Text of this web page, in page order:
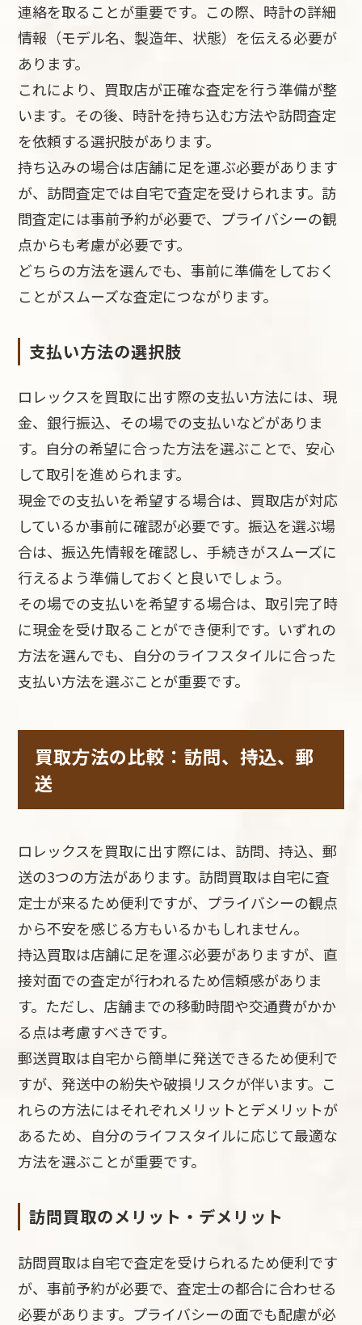
連絡を取ることが重要です。この際、時計の詳細
情報（モデル名、製造年、状態）を伝える必要が
あります。
これにより、買取店が正確な査定を行う準備が整
います。その後、時計を持ち込む方法や訪問査定
を依頼する選択肢があります。
持ち込みの場合は店舗に足を運ぶ必要があります
が、訪問査定では自宅で査定を受けられます。訪
問査定には事前予約が必要で、プライバシーの観
点からも考慮が必要です。
どちらの方法を選んでも、事前に準備をしておく
ことがスムーズな査定につながります。
支払い方法の選択肢
ロレックスを買取に出す際の支払い方法には、現
金、銀行振込、その場での支払いなどがありま
す。自分の希望に合った方法を選ぶことで、安心
して取引を進められます。
現金での支払いを希望する場合は、買取店が対応
しているか事前に確認が必要です。振込を選ぶ場
合は、振込先情報を確認し、手続きがスムーズに
行えるよう準備しておくと良いでしょう。
その場での支払いを希望する場合は、取引完了時
に現金を受け取ることができ便利です。いずれの
方法を選んでも、自分のライフスタイルに合った
支払い方法を選ぶことが重要です。
買取方法の比較：訪問、持込、郵
送
ロレックスを買取に出す際には、訪問、持込、郵
送の3つの方法があります。訪問買取は自宅に査
定士が来るため便利ですが、プライバシーの観点
から不安を感じる方もいるかもしれません。
持込買取は店舗に足を運ぶ必要がありますが、直
接対面での査定が行われるため信頼感がありま
す。ただし、店舗までの移動時間や交通費がかか
る点は考慮すべきです。
郵送買取は自宅から簡単に発送できるため便利で
すが、発送中の紛失や破損リスクが伴います。こ
れらの方法にはそれぞれメリットとデメリットが
あるため、自分のライフスタイルに応じて最適な
方法を選ぶことが重要です。
訪問買取のメリット・デメリット
訪問買取は自宅で査定を受けられるため便利です
が、事前予約が必要で、査定士の都合に合わせる
必要があります。プライバシーの面でも配慮が必